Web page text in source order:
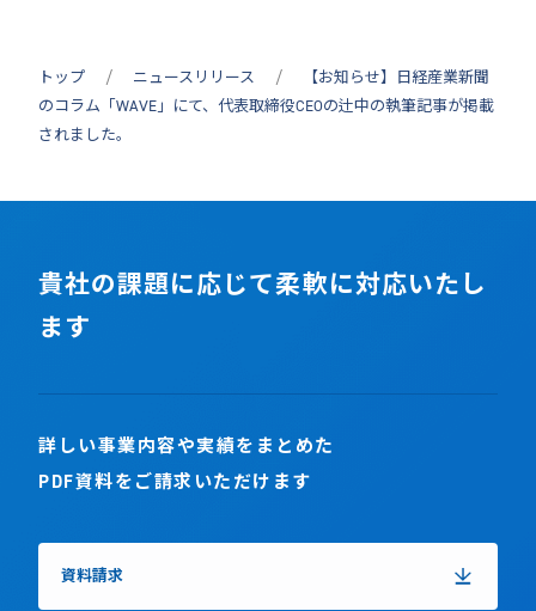
トップ ニュースリリース
【お知らせ】日経産業新聞
のコラム「WAVE」にて、代表取締役CEOの辻中の執筆記事が掲載
されました。
貴社の課題に応じて柔軟に対応いたし
ます
詳しい事業内容や実績をまとめた
PDF資料をご請求いただけます
資料請求